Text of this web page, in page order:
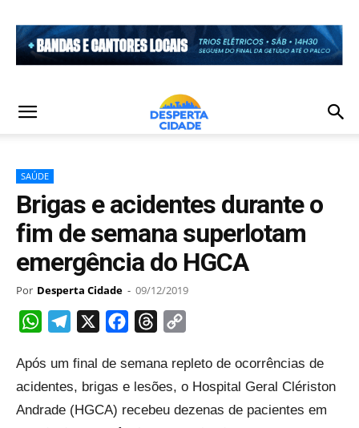
SAÚDE
Brigas e acidentes durante o
fim de semana superlotam
emergência do HGCA
Por Desperta Cidade - 09/12/2019
WhatsAppTelegram FacebookThreads
Após um final de semana repleto de ocorrências de
acidentes, brigas e lesões, o Hospital Geral Clériston
Andrade (HGCA) recebeu dezenas de pacientes em